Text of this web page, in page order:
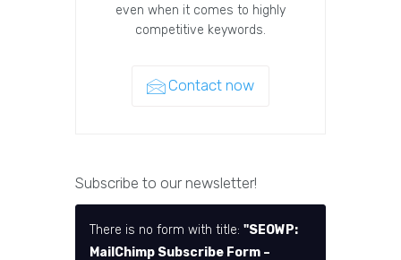
even when it comes to highly
competitive keywords.
Contact now
Subscribe to our newsletter!
There is no form with title: "SEOWP:
MailChimp Subscribe Form –